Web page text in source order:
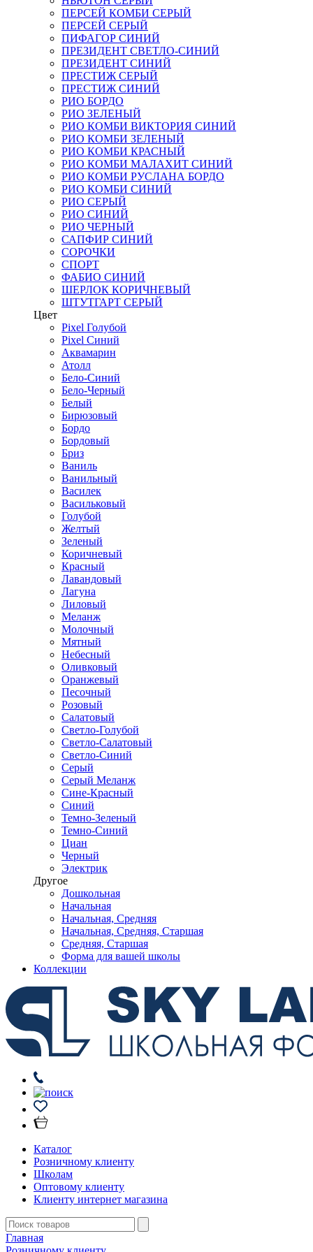
ПЕРСЕЙ КОМБИ СЕРЫЙ
ПЕРСЕЙ СЕРЫЙ
ПИФАГОР СИНИЙ
ПРЕЗИДЕНТ СВЕТЛО-СИНИЙ
ПРЕЗИДЕНТ СИНИЙ
ПРЕСТИЖ СЕРЫЙ
ПРЕСТИЖ СИНИЙ
РИО БОРДО
РИО ЗЕЛЕНЫЙ
РИО КОМБИ ВИКТОРИЯ СИНИЙ
РИО КОМБИ ЗЕЛЕНЫЙ
РИО КОМБИ КРАСНЫЙ
РИО КОМБИ МАЛАХИТ СИНИЙ
РИО КОМБИ РУСЛАНА БОРДО
РИО КОМБИ СИНИЙ
РИО СЕРЫЙ
РИО СИНИЙ
РИО ЧЕРНЫЙ
САПФИР СИНИЙ
СОРОЧКИ
СПОРТ
ФАБИО СИНИЙ
ШЕРЛОК КОРИЧНЕВЫЙ
ШТУТГАРТ СЕРЫЙ
Цвет
Pixel Голубой
Pixel Синий
Аквамарин
Атолл
Бело-Синий
Бело-Черный
Белый
Бирюзовый
Бордо
Бордовый
Бриз
Ваниль
Ванильный
Василек
Васильковый
Голубой
Желтый
Зеленый
Коричневый
Красный
Лавандовый
Лагуна
Лиловый
Меланж
Молочный
Мятный
Небесный
Оливковый
Оранжевый
Песочный
Розовый
Салатовый
Светло-Голубой
Светло-Салатовый
Светло-Синий
Серый
Серый Меланж
Сине-Красный
Синий
Темно-Зеленый
Темно-Синий
Циан
Черный
Электрик
Другое
Дошкольная
Начальная
Начальная, Средняя
Начальная, Средняя, Старшая
Средняя, Старшая
Форма для вашей школы
Коллекции
Каталог
Розничному клиенту
Школам
Оптовому клиенту
Клиенту интернет магазина
Главная